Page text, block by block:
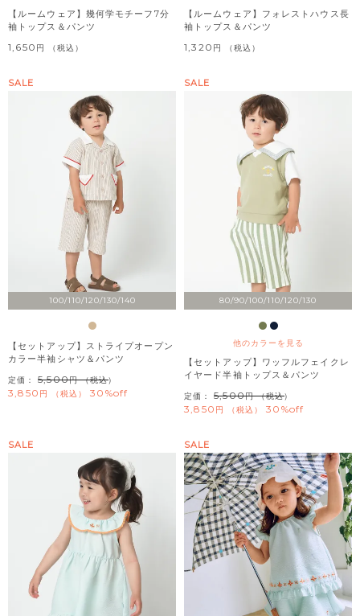
【ルームウェア】幾何学モチーフ7分
袖トップス＆パンツ
1,650 税込
【ルームウェア】フォレストハウス長
袖トップス＆パンツ
1,320 税込
100/110/120/130/140
SALE
【セットアップ】ストライプオープン
カラー半袖シャツ＆パンツ
定価： 5,500 （税込）
3,850 税込 30%off
80/90/100/110/120/130
他のカラーを見る
SALE
【セットアップ】ワッフルフェイクレ
イヤード半袖トップス＆パンツ
定価： 5,500 （税込）
3,850 税込 30%off
SALE SALE